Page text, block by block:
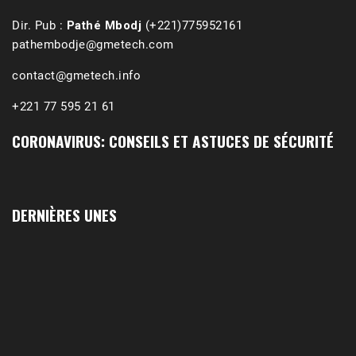
Dir. Pub : Pathé Mbodj (+221)775952161
pathembodje@gmetech.com
contact@gmetech.info
+221 77 595 21 61
CORONAVIRUS: CONSEILS ET ASTUCES DE SÉCURITÉ
DERNIÈRES UNES